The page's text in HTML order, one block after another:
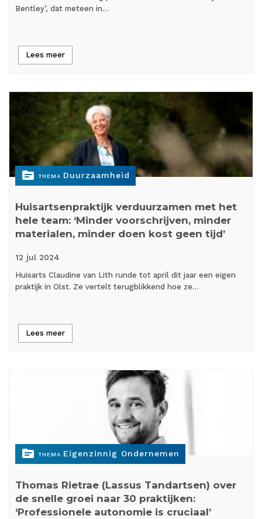
Bentley’, dat meteen in…
Lees meer
topic THEMA Duurzaamheid
Huisartsenpraktijk verduurzamen met het
hele team: ‘Minder voorschrijven, minder
materialen, minder doen kost geen tijd’
12 jul 2024
Huisarts Claudine van Lith runde tot april dit jaar een eigen
praktijk in Olst. Ze vertelt terugblikkend hoe ze…
Lees meer
topic THEMA Eigenzinnig Ondernemen
Thomas Rietrae (Lassus Tandartsen) over
de snelle groei naar 30 praktijken:
‘Professionele autonomie is cruciaal’